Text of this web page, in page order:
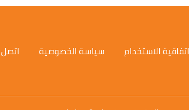
اتفاقية الاستخدام سياسة الخصوصية اتصل